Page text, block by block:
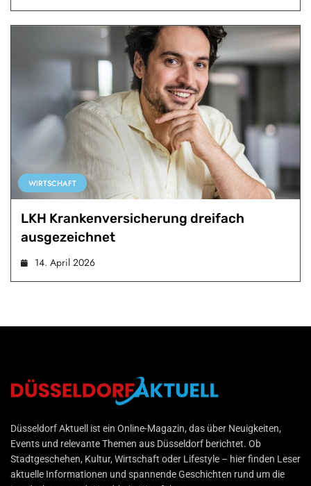
WIRTSCHAFT
LKH Krankenversicherung dreifach
ausgezeichnet
14. April 2026
Düsseldorf Aktuell
Düsseldorf Aktuell ist ein Online-Magazin, das über Neuigkeiten,
Events und relevante Themen aus Düsseldorf berichtet. Ob
Stadtgeschehen, Kultur, Wirtschaft oder Lifestyle – hier finden Leser
aktuelle Informationen und spannende Geschichten rund um die